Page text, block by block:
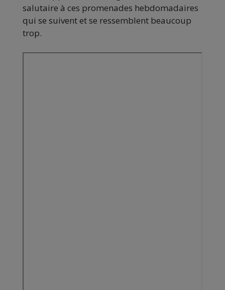
salutaire à ces promenades hebdomadaires
qui se suivent et se ressemblent beaucoup
trop.